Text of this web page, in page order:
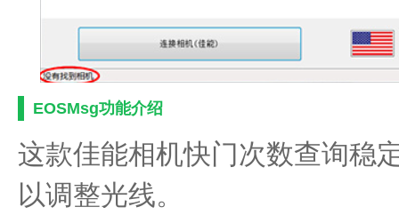
EOSMsg功能介绍
这款佳能相机快门次数查询稳
以调整光线。